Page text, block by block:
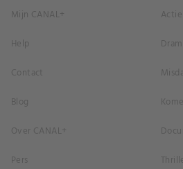
Mijn CANAL+
Help
Contact
Blog
Over CANAL+
Pers
Actie